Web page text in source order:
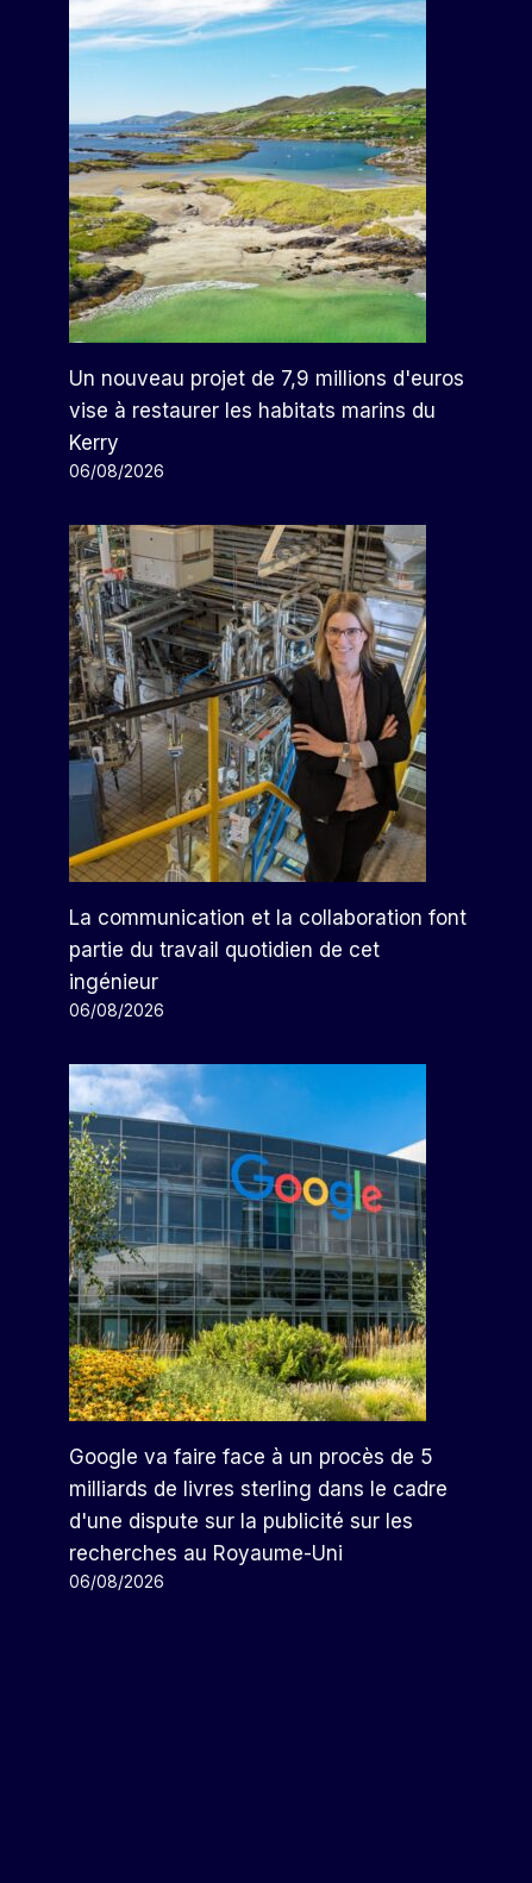
Telcel Se Défendra D'une
Sanction De Plus De 90
Millions De Pesos
ParArthur 13/09/2024
Un nouveau projet de 7,9 millions d'euros
vise à restaurer les habitats marins du
Kerry
06/08/2026
La communication et la collaboration font
partie du travail quotidien de cet
ingénieur
06/08/2026
Google va faire face à un procès de 5
milliards de livres sterling dans le cadre
d'une dispute sur la publicité sur les
recherches au Royaume-Uni
06/08/2026